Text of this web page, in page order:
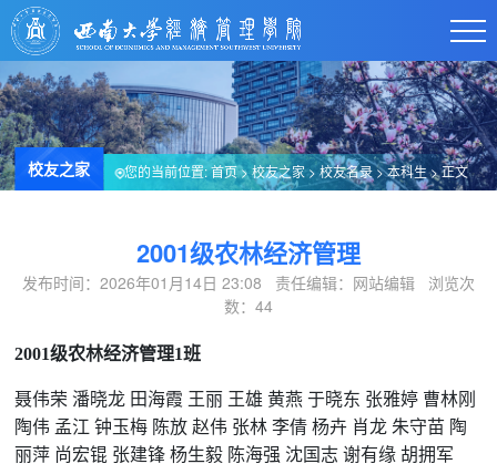
校友之家 您的当前位置:首页>校友之家>校友名录>本科生> 正文
2001级农林经济管理
发布时间：2026年01月14日 23:08 责任编辑：网站编辑 浏览次
数： 44
2001级农林经济管理1班
聂伟荣 潘晓龙 田海霞 王丽 王雄 黄燕 于晓东 张雅婷 曹林刚
陶伟 孟江 钟玉梅 陈放 赵伟 张林 李倩 杨卉 肖龙 朱守苗 陶
丽萍 尚宏锟 张建锋 杨生毅 陈海强 沈国志 谢有缘 胡拥军